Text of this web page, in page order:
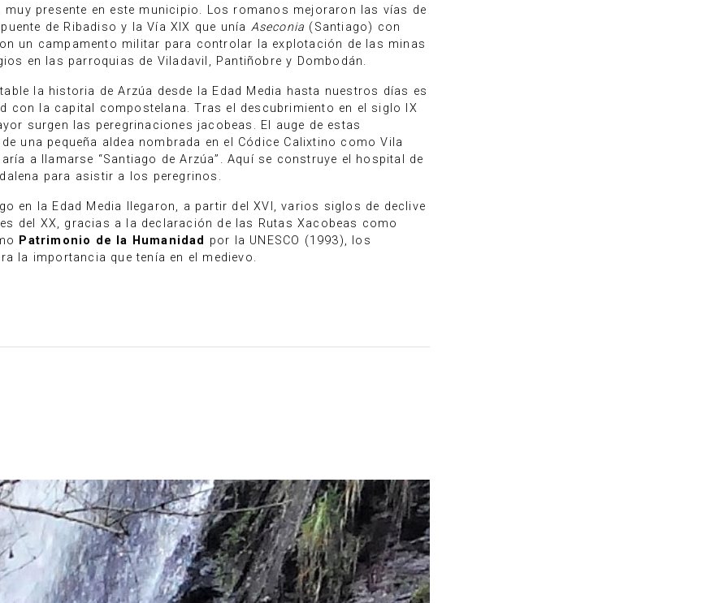
presente en este municipio. Los romanos mejoraron las vías de
de Ribadiso y la Vía XIX que unía Aseconia (Santiago) con
un campamento militar para controlar la explotación de las minas
en las parroquias de Viladavil, Pantiñobre y Dombodán.
la historia de Arzúa desde la Edad Media hasta nuestros días es
con la capital compostelana. Tras el descubrimiento en el siglo IX
surgen las peregrinaciones jacobeas. El auge de estas
una pequeña aldea nombrada en el Códice Calixtino como Vila
a llamarse “Santiago de Arzúa”. Aquí se construye el hospital de
para asistir a los peregrinos.
en la Edad Media llegaron, a partir del XVI, varios siglos de declive
del XX, gracias a la declaración de las Rutas Xacobeas como
Patrimonio de la Humanidad por la UNESCO (1993), los
la importancia que tenía en el medievo.